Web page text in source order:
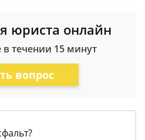
юриста онлайн
в течении 15 минут
вопрос